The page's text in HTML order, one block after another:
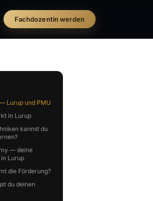
Fachdozentin werden
Lurup und PMU
in Lurup
kannst du
— deine
Lurup
die Förderung?
du deinen